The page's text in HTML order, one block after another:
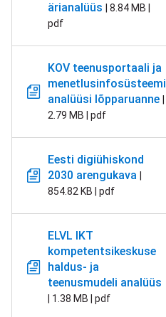
ärianalüüs
| 8.84 MB |
pdf
KOV teenusportaali ja
menetlusinfosüsteemi
analüüsi lõpparuanne
2.79 MB | pdf
Eesti digiühiskond
2030 arengukava
854.82 KB | pdf
ELVL IKT
kompetentsikeskuse
haldus- ja
teenusmudeli analüüs
| 1.38 MB | pdf